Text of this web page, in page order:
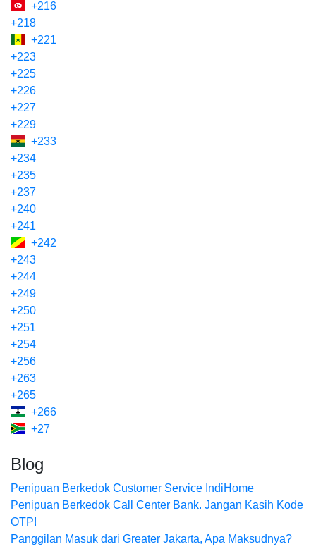
+216
+218
+221
+223
+225
+226
+227
+229
+233
+234
+235
+237
+240
+241
+242
+243
+244
+249
+250
+251
+254
+256
+263
+265
+266
+27
Blog
Penipuan Berkedok Customer Service IndiHome
Penipuan Berkedok Call Center Bank. Jangan Kasih Kode
OTP!
Panggilan Masuk dari Greater Jakarta, Apa Maksudnya?